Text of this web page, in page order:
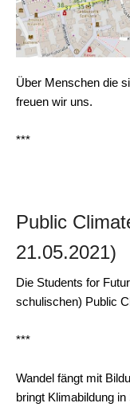
Über Menschen die
freuen wir uns.
***
Public
21.05.2021)
Die Students for
schulischen) Public
***
Wandel fängt mit
bringt Klimabildung